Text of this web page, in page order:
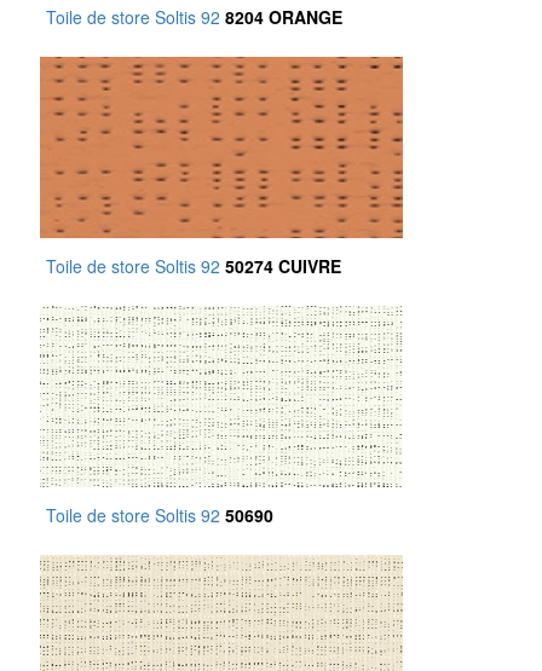
Toile de store Soltis 92 8204 ORANGE
Toile de store Soltis 92 50274 CUIVRE
Toile de store Soltis 92 50690